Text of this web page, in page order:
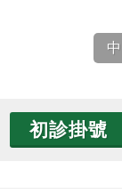
初診掛號